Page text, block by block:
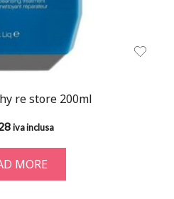
re store 200ml
iva inclusa
MORE